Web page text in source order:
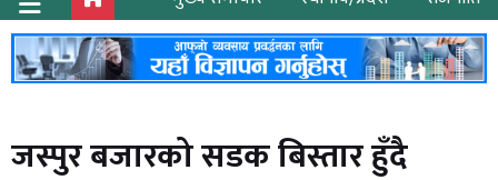
जस्पुर बजारको सडक बिस्तार हुँदै